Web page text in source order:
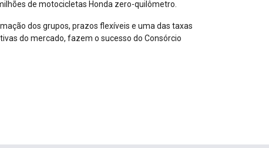
de motocicletas Honda zero-quilômetro.
dos grupos, prazos flexíveis e uma das taxas
do mercado, fazem o sucesso do Consórcio